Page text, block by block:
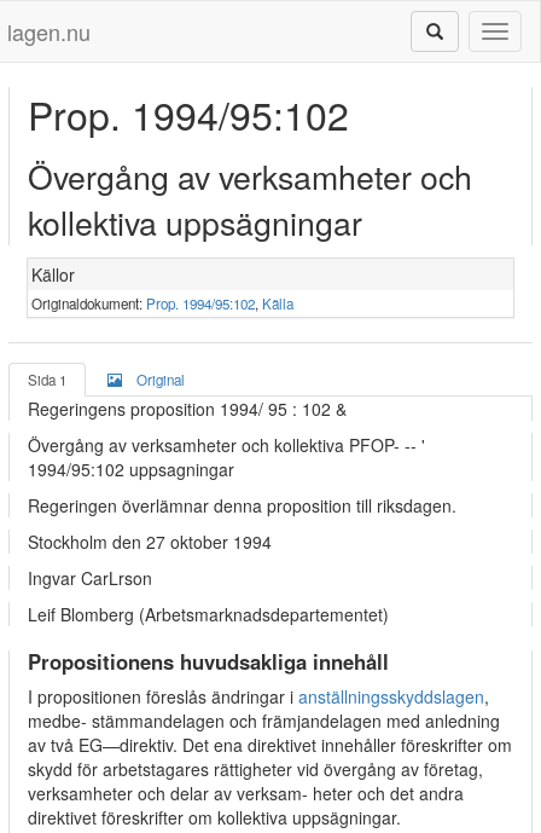
lagen.nu
Prop. 1994/95:102
Övergång av verksamheter och
kollektiva uppsägningar
Källor
Originaldokument: Prop. 1994/95:102, Källa
Sida 1 Original
Regeringens proposition 1994/ 95 : 102 &
Övergång av verksamheter och kollektiva PFOP- -- '
1994/95:102 uppsagningar
Regeringen överlämnar denna proposition till riksdagen.
Stockholm den 27 oktober 1994
Ingvar CarLrson
Leif Blomberg (Arbetsmarknadsdepartementet)
Propositionens huvudsakliga innehåll
I propositionen föreslås ändringar i anställningsskyddslagen,
medbe- stämmandelagen och främjandelagen med anledning
av två EG—direktiv. Det ena direktivet innehåller föreskrifter om
skydd för arbetstagares rättigheter vid övergång av företag,
verksamheter och delar av verksam- heter och det andra
direktivet föreskrifter om kollektiva uppsägningar.